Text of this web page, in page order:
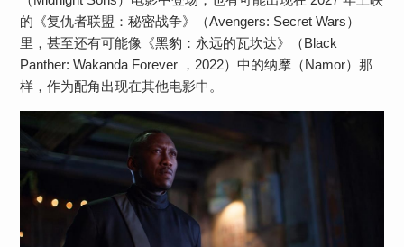
的《复仇者联盟：秘密战争》（Avengers: Secret Wars）
里，甚至还有可能像《黑豹：永远的瓦坎达》（Black
Panther: Wakanda Forever ，2022）中的纳摩（Namor）那
样，作为配角出现在其他电影中。